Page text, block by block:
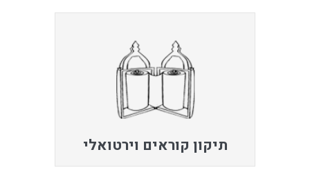
תיקון קוראים וירטואלי